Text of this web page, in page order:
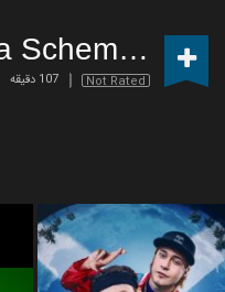
California Schemin (2026)
Not Rated 107 دقیقه